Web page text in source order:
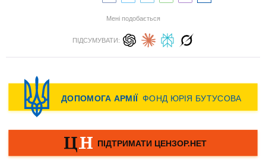
Мені подобається
ПІДСУМУВАТИ: